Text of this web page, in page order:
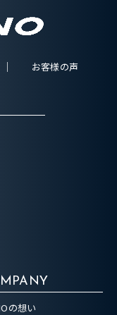
お客様の声
の想い